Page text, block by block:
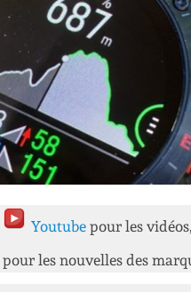
Youtube pour les vidéos,
pour les nouvelles des